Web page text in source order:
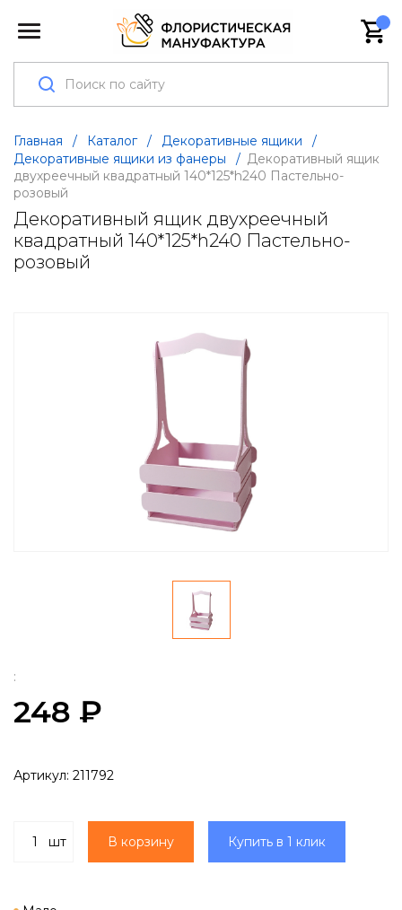
Главная / Каталог / Декоративные ящики
/
Декоративные ящики из фанеры
/ Декоративный ящик
двухреечный квадратный 140*125*h240 Пастельно-
розовый
Декоративный ящик двухреечный
квадратный 140*125*h240 Пастельно-
розовый
:
248 ₽
Артикул: 211792
шт В корзину Купить в 1 клик